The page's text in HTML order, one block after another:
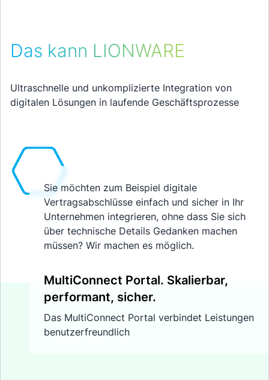
Das kann LIONWARE
Ultraschnelle und unkomplizierte Integration von
digitalen Lösungen in laufende Geschäftsprozesse
Sie möchten zum Beispiel digitale
Vertragsabschlüsse einfach und sicher in Ihr
Unternehmen integrieren, ohne dass Sie sich
über technische Details Gedanken machen
müssen? Wir machen es möglich.
MultiConnect Portal. Skalierbar,
performant, sicher.
Das MultiConnect Portal verbindet Leistungen
benutzerfreundlich